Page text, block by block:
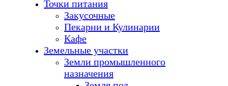
Точки питания
Закусочные
Пекарни и Кулинарии
Кафе
Земельные участки
Земли промышленного
назначения